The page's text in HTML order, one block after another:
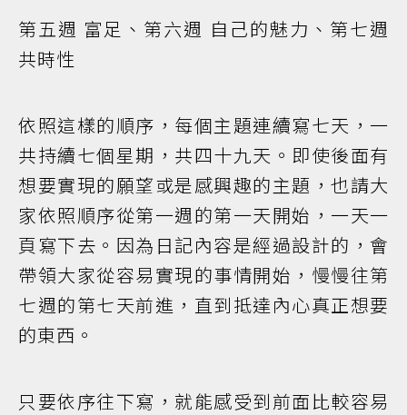
第五週 富足、第六週 自己的魅力、第七週
共時性
依照這樣的順序，每個主題連續寫七天，一
共持續七個星期，共四十九天。即使後面有
想要實現的願望或是感興趣的主題，也請大
家依照順序從第一週的第一天開始，一天一
頁寫下去。因為日記內容是經過設計的，會
帶領大家從容易實現的事情開始，慢慢往第
七週的第七天前進，直到抵達內心真正想要
的東西。
只要依序往下寫，就能感受到前面比較容易